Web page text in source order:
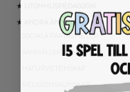
★ UTOMHUSPEDAGOGIK
★ ANDRA ÄMNEN
SOCIALA FÄRDIGHETER
SAMHÄLLSKUNSKAP
RELIGIONSKUNSKAP